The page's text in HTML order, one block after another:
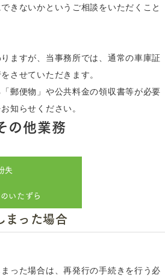
きないかというご相談をいただくこと
ますが、当事務所では、通常の車庫証
させていただきます。
郵便物」や公共料金の領収書等が必要
知らせください。
の他業務
失
いたずら
まった場合
った場合は、再発行の手続きを行う必